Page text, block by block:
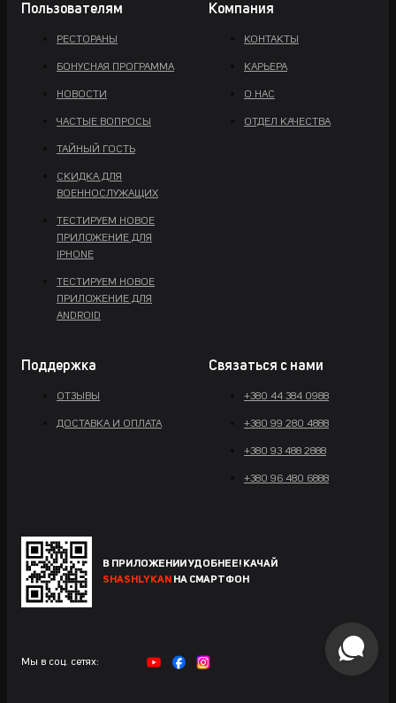
Пользователям
РЕСТОРАНЫ
БОНУСНАЯ ПРОГРАММА
НОВОСТИ
ЧАСТЫЕ ВОПРОСЫ
ТАЙНЫЙ ГОСТЬ
СКИДКА ДЛЯ
ВОЕННОСЛУЖАЩИХ
ТЕСТИРУЕМ НОВОЕ
ПРИЛОЖЕНИЕ ДЛЯ
IPHONE
ТЕСТИРУЕМ НОВОЕ
ПРИЛОЖЕНИЕ ДЛЯ
ANDROID
Компания
КОНТАКТЫ
КАРЬЕРА
О НАС
ОТДЕЛ КАЧЕСТВА
Поддержка
ОТЗЫВЫ
ДОСТАВКА И ОПЛАТА
Связаться с нами
+380 44 384 0988
+380 99 280 4888
+380 93 488 2888
+380 96 480 6888
В ПРИЛОЖЕНИИ УДОБНЕЕ! КАЧАЙ
SHASHLYKAN НА СМАРТФОН
Мы в соц. сетях: